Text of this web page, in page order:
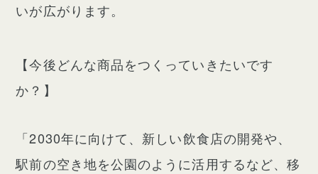
いが広がります。
【今後どんな商品をつくっていきたいです
か？】
「2030年に向けて、新しい飲食店の開発や、
駅前の空き地を公園のように活用するなど、移